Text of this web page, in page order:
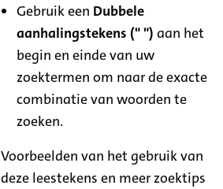
Gebruik een Dubbele
aanhalingstekens (" ") aan het
begin en einde van uw
zoektermen om naar de exacte
combinatie van woorden te
zoeken.
Voorbeelden van het gebruik van
deze leestekens en meer zoektips